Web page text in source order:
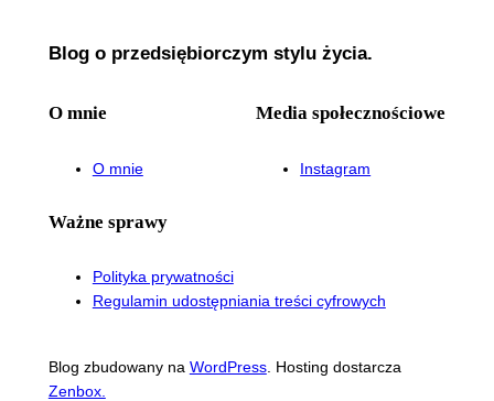
Blog o przedsiębiorczym stylu życia.
O mnie
O mnie
Media społecznościowe
Instagram
Ważne sprawy
Polityka prywatności
Regulamin udostępniania treści cyfrowych
Blog zbudowany na WordPress. Hosting dostarcza
Zenbox.